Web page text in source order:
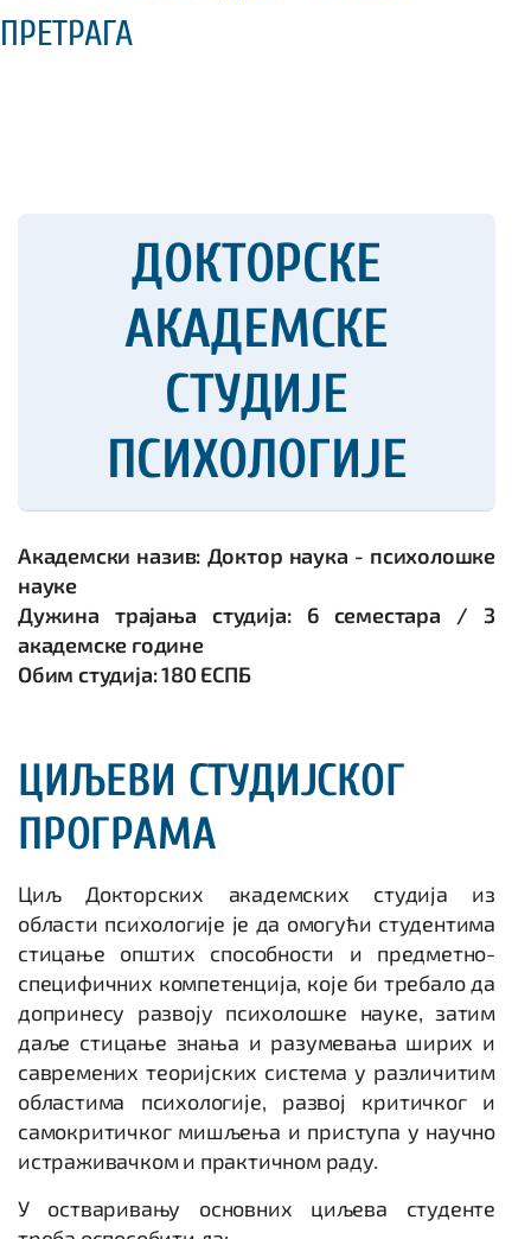
ПРЕТРАГА
ДОКТОРСКЕ
АКАДЕМСКЕ
СТУДИЈЕ
ПСИХОЛОГИЈЕ
Академски назив: Доктор наука - психолошке
науке
Дужина трајања студија: 6 семестара / 3
академске године
Обим студија: 180 ЕСПБ
ЦИЉЕВИ СТУДИЈСКОГ
ПРОГРАМА
Циљ Докторских академских студија из
области психологије је да омогући студентима
стицање општих способности и предметно-
специфичних компетенција, које би требало да
допринесу развоју психолошке науке, затим
даље стицање знања и разумевања ширих и
савремених теоријских система у различитим
областима психологије, развој критичког и
самокритичког мишљења и приступа у научно
истраживачком и практичном раду.
У остваривању основних циљева студенте